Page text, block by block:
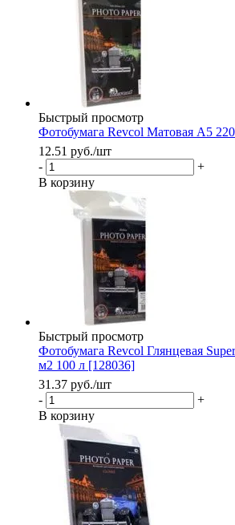
Быстрый просмотр
Фотобумага Revcol Матовая A5
12.51 руб./шт
-
+
В корзину
Быстрый просмотр
Фотобумага Revcol Глянцевая
м2 100 л [128036]
31.37 руб./шт
-
+
В корзину